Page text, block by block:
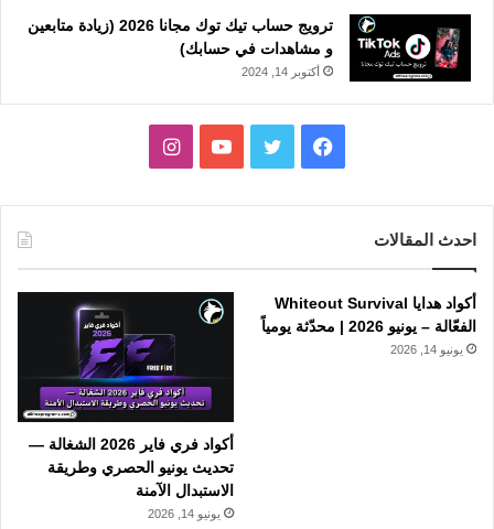
ترويج حساب تيك توك مجانا 2026 (زيادة متابعين
و مشاهدات في حسابك)
أكتوبر 14, 2024
فيسبوك تويتر يوتيوبانستقرام
احدث المقالات
أكواد هدايا Whiteout Survival
الفعّالة – يونيو 2026 | محدّثة يومياً
يونيو 14, 2026
أكواد فري فاير 2026 الشغالة —
تحديث يونيو الحصري وطريقة
الاستبدال الآمنة
يونيو 14, 2026